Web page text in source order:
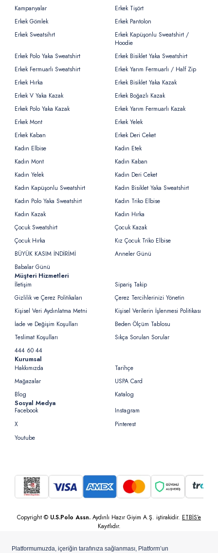
Kampanyalar
Erkek Tişört
Erkek Gömlek
Erkek Pantolon
Erkek Sweatsihrt
Erkek Kapüşonlu Sweatshirt /
Hoodie
Erkek Polo Yaka Sweatshirt
Erkek Bisiklet Yaka Sweatshirt
Erkek Fermuarlı Sweatshirt
Erkek Yarım Fermuarlı / Half Zip
Erkek Hırka
Erkek Bisiklet Yaka Kazak
Erkek V Yaka Kazak
Erkek Boğazlı Kazak
Erkek Polo Yaka Kazak
Erkek Yarım Fermuarlı Kazak
Erkek Mont
Erkek Yelek
Erkek Kaban
Erkek Deri Ceket
Kadın Elbise
Kadın Etek
Kadın Mont
Kadın Kaban
Kadın Yelek
Kadın Deri Ceket
Kadın Kapüşonlu Sweatshirt
Kadın Bisiklet Yaka Sweatshirt
Kadın Polo Yaka Sweatshirt
Kadın Triko Elbise
Kadın Kazak
Kadın Hırka
Çocuk Sweatshirt
Çocuk Kazak
Çocuk Hırka
Kız Çocuk Triko Elbise
BÜYÜK KASIM İNDİRİMİ
Anneler Günü
Babalar Günü
Müşteri Hizmetleri
İletişim
Sipariş Takip
Gizlilik ve Çerez Politikaları
Çerez Tercihlerinizi Yönetin
Kişisel Veri Aydınlatma Metni
Kişisel Verilerin İşlenmesi Politikası
İade ve Değişim Koşulları
Beden Ölçüm Tablosu
Teslimat Koşulları
Sıkça Sorulan Sorular
444 60 44
Kurumsal
Hakkımızda
Tarihçe
Mağazalar
USPA Card
Blog
Katalog
Sosyal Medya
Facebook
Instagram
X
Pinterest
Youtube
Copyright © U.S.Polo Assn. Aydınlı Hazır Giyim A.Ş. iştirakidir. ETBİS’e
Kayıtlıdır.